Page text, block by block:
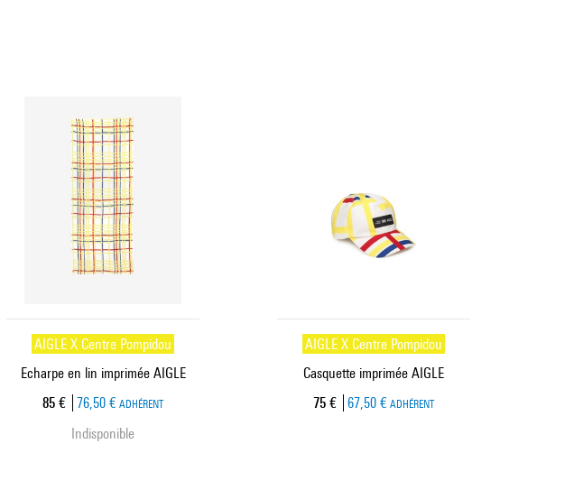
AIGLE X Centre Pompidou
Echarpe en lin imprimée AIGLE
Prix ​​actuel
85 € 76,50 € ADHÉRENT
Indisponible
AIGLE X Centre Pompidou
Casquette imprimée AIGLE
Prix ​​actuel
75 € 67,50 € ADHÉRENT